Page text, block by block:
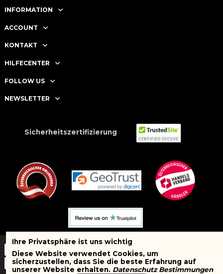
INFORMATION
ACCOUNT
KONTAKT
HILFECENTER
FOLLOW US
NEWSLETTER
Sicherheitszertifizierung
Ihre Privatsphäre ist uns wichtig
Diese Website verwendet Cookies, um
sicherzustellen, dass Sie die beste Erfahrung auf
unserer Website erhalten. Datenschutz Bestimmungen